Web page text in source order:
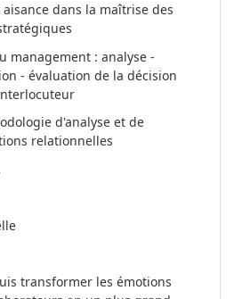
dans la maîtrise des
management : analyse -
- évaluation de la décision
d'analyse et de
relationnelles
transformer les émotions